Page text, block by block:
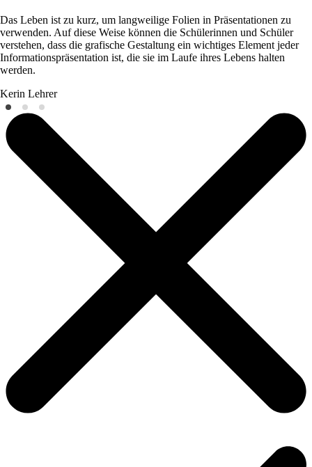
Das Leben ist zu kurz, um langweilige Folien in Präsentationen zu
verwenden. Auf diese Weise können die Schülerinnen und Schüler
verstehen, dass die grafische Gestaltung ein wichtiges Element jeder
Informationspräsentation ist, die sie im Laufe ihres Lebens halten
werden.
Kerin Lehrer